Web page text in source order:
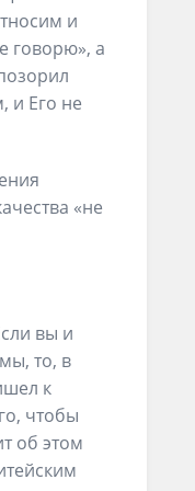
и
говорю», а
и Его не
«не
вы и
то, в
к
чтобы
об этом